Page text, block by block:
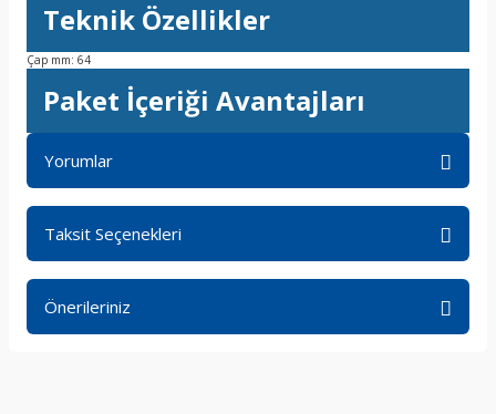
Teknik Özellikler
Çap mm: 64
Paket İçeriği Avantajları
Yorumlar
Taksit Seçenekleri
Önerileriniz